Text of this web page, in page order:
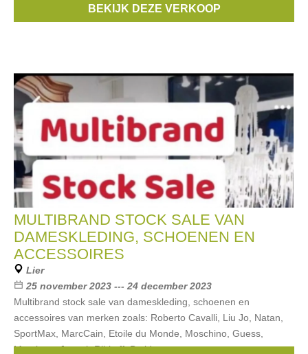
BEKIJK DEZE VERKOOP
MULTIBRAND STOCK SALE VAN
DAMESKLEDING, SCHOENEN EN
ACCESSOIRES
Lier
25 november 2023 --- 24 december 2023
Multibrand stock sale van dameskleding, schoenen en
accessoires van merken zoals: Roberto Cavalli, Liu Jo, Natan,
SportMax, MarcCain, Etoile du Monde, Moschino, Guess,
Marciano, Joseph Ribkoff, Batida,